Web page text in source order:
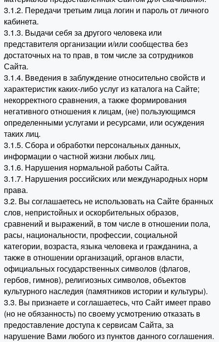
3.1.2. Передачи третьим лица логин и пароль от личного
кабинета.
3.1.3. Выдачи себя за другого человека или
представителя организации и/или сообщества без
достаточных на то прав, в том числе за сотрудников
Сайта.
3.1.4. Введения в заблуждение относительно свойств и
характеристик каких-либо услуг из каталога на Сайте;
некорректного сравнения, а также формирования
негативного отношения к лицам, (не) пользующимся
определенными услугами и ресурсами, или осуждения
таких лиц.
3.1.5. Сбора и обработки персональных данных,
информации о частной жизни любых лиц.
3.1.6. Нарушения нормальной работы Сайта.
3.1.7. Нарушения российских или международных норм
права.
3.2. Вы соглашаетесь не использовать на Сайте бранных
слов, непристойных и оскорбительных образов,
сравнений и выражений, в том числе в отношении пола,
расы, национальности, профессии, социальной
категории, возраста, языка человека и гражданина, а
также в отношении организаций, органов власти,
официальных государственных символов (флагов,
гербов, гимнов), религиозных символов, объектов
культурного наследия (памятников истории и культуры).
3.3. Вы признаете и соглашаетесь, что Сайт имеет право
(но не обязанность) по своему усмотрению отказать в
предоставление доступа к сервисам Сайта, за
нарушение Вами любого из пунктов данного соглашения.